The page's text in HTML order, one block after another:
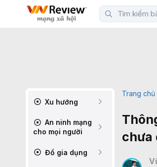
Xu hướng
An ninh mạng
cho mọi người
Đồ gia dụng
Trang chủ
chưa